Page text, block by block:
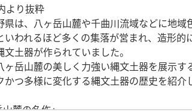
より抜粋
は、八ヶ岳山麓や千曲川流域などに地
いわれるほど多くの集落が営まれ、造形
土器が作られていました。
岳山麓の美しく力強い縄文土器を展示
つ多様に変化する縄文土器の歴史を紹介